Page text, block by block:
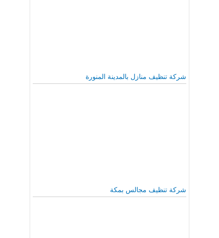
شركة تنظيف منازل بالمدينة المنورة
شركة تنظيف مجالس بمكة